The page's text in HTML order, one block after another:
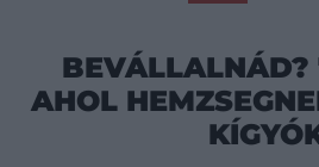
BEVÁLLALNÁD?
AHOL